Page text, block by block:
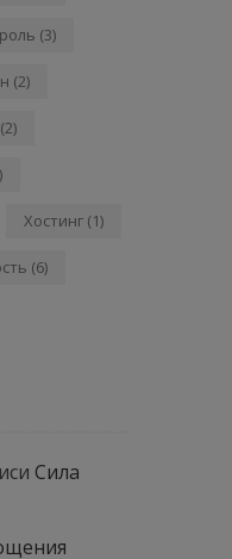
(3)
(2)
(2)
Хостинг (1)
(6)
Сила